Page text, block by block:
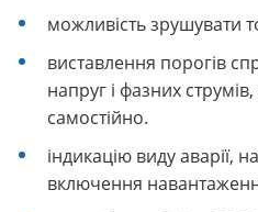
можливість зрушувати
виставлення порогів
напруг і фазних
самостійно.
індикацію виду аварії,
включення